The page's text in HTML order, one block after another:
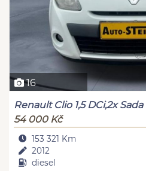
16
Renault Clio 1,5 DCi,2x
54 000 Kč
153 321 Km
2012
diesel